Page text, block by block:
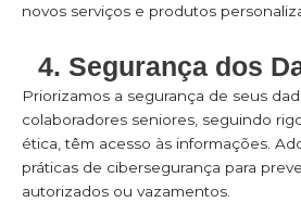
novos serviços e produtos
4. Segurança dos
Priorizamos a segurança de seus
colaboradores seniores, seguindo
ética, têm acesso às informações.
práticas de cibersegurança para
autorizados ou vazamentos.